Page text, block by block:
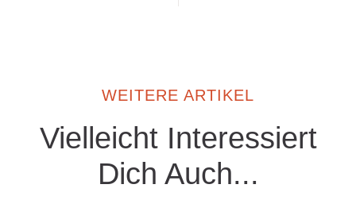
WEITERE ARTIKEL
Vielleicht Interessiert
Dich Auch...